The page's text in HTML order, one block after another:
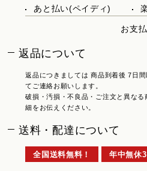
あと払い(ペイディ)
お支
返品について
返品につきましては 商品到着後 7日
てご連絡お願いします。
破損・汚損・不良品・ご注文と異な
細をお伝えください。
送料・配達について
全国送料無料！ 年中無休